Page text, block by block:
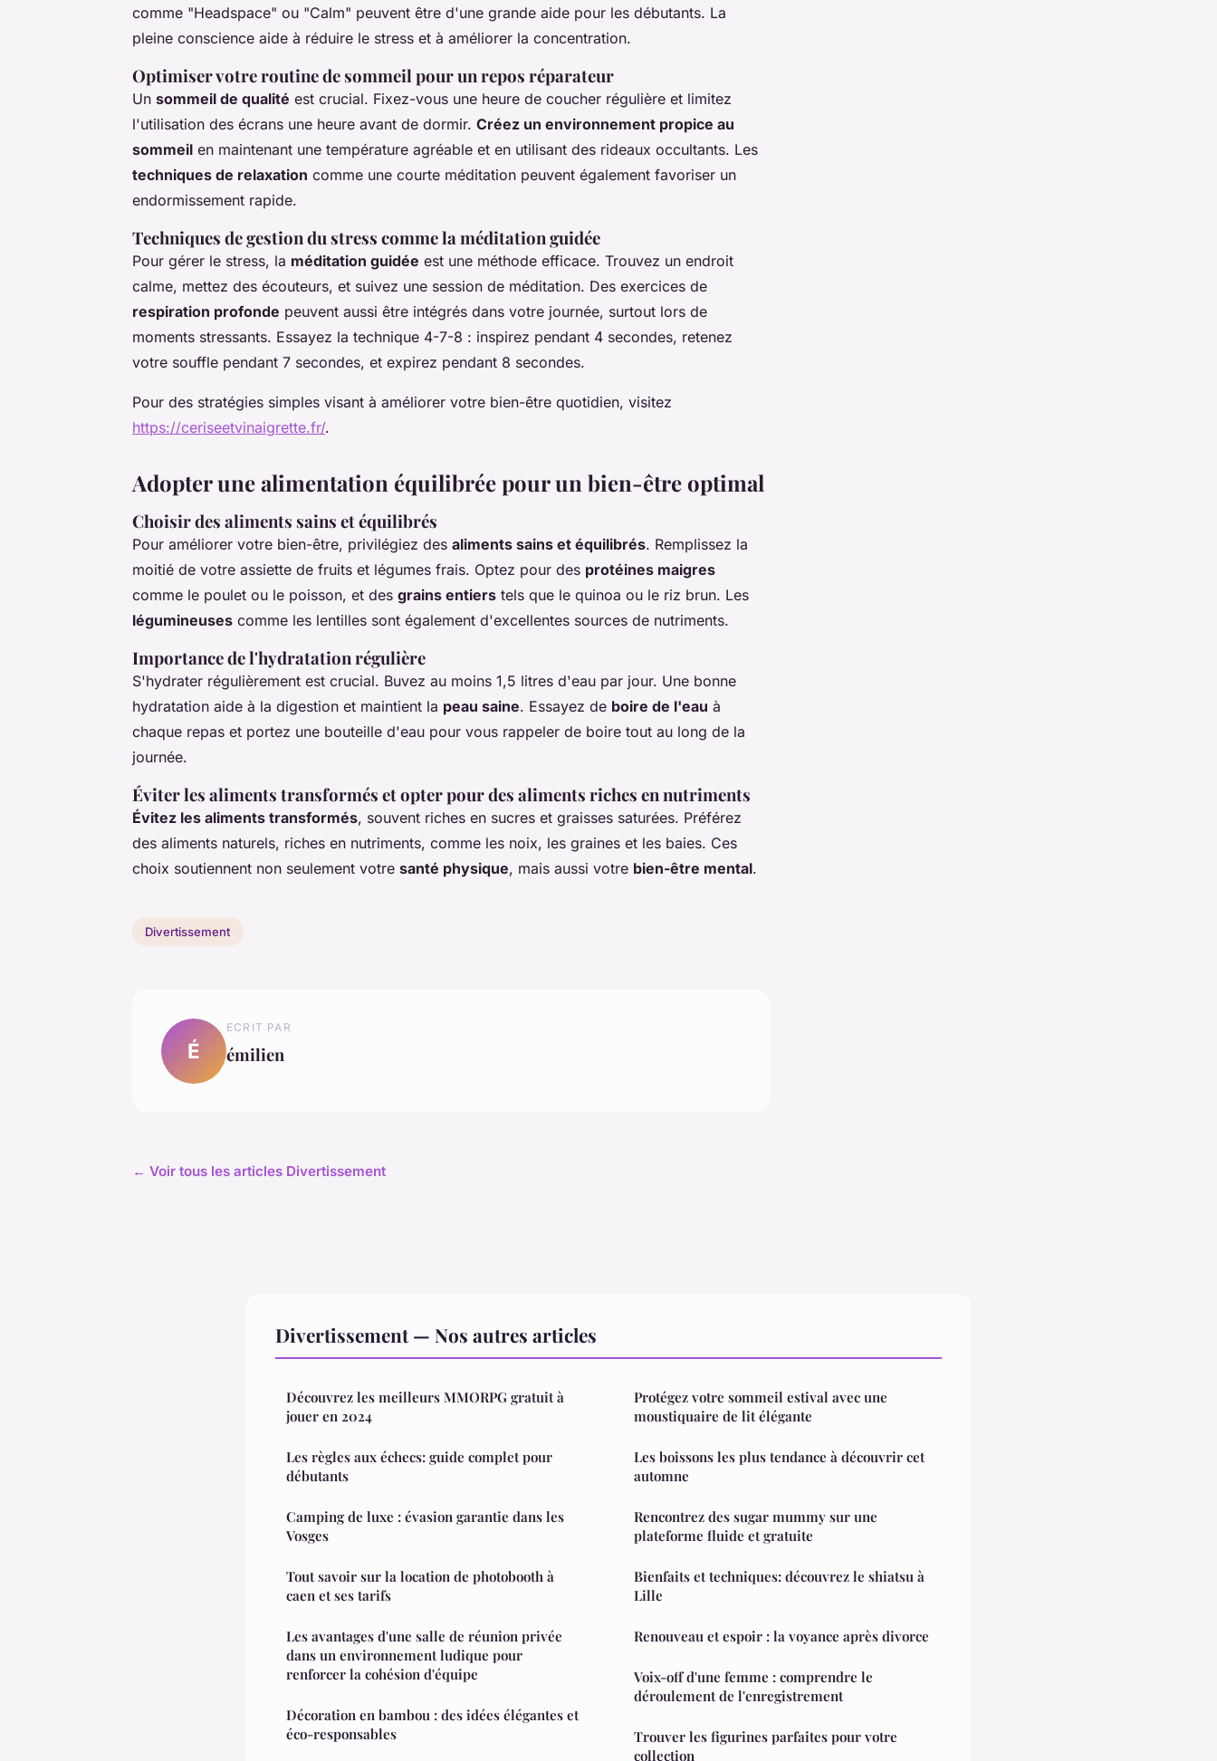
comme "Headspace" ou "Calm" peuvent être d'une grande aide pour les débutants. La
pleine conscience aide à réduire le stress et à améliorer la concentration.
Optimiser votre routine de sommeil pour un repos réparateur
Un sommeil de qualité est crucial. Fixez-vous une heure de coucher régulière et limitez
l'utilisation des écrans une heure avant de dormir. Créez un environnement propice au
sommeil en maintenant une température agréable et en utilisant des rideaux occultants. Les
techniques de relaxation comme une courte méditation peuvent également favoriser un
endormissement rapide.
Techniques de gestion du stress comme la méditation guidée
Pour gérer le stress, la méditation guidée est une méthode efficace. Trouvez un endroit
calme, mettez des écouteurs, et suivez une session de méditation. Des exercices de
respiration profonde peuvent aussi être intégrés dans votre journée, surtout lors de
moments stressants. Essayez la technique 4-7-8 : inspirez pendant 4 secondes, retenez
votre souffle pendant 7 secondes, et expirez pendant 8 secondes.
Pour des stratégies simples visant à améliorer votre bien-être quotidien, visitez
https://ceriseetvinaigrette.fr/.
Adopter une alimentation équilibrée pour un bien-être optimal
Choisir des aliments sains et équilibrés
Pour améliorer votre bien-être, privilégiez des aliments sains et équilibrés. Remplissez la
moitié de votre assiette de fruits et légumes frais. Optez pour des protéines maigres
comme le poulet ou le poisson, et des grains entiers tels que le quinoa ou le riz brun. Les
légumineuses comme les lentilles sont également d'excellentes sources de nutriments.
Importance de l'hydratation régulière
S'hydrater régulièrement est crucial. Buvez au moins 1,5 litres d'eau par jour. Une bonne
hydratation aide à la digestion et maintient la peau saine. Essayez de boire de l'eau à
chaque repas et portez une bouteille d'eau pour vous rappeler de boire tout au long de la
journée.
Éviter les aliments transformés et opter pour des aliments riches en nutriments
Évitez les aliments transformés, souvent riches en sucres et graisses saturées. Préférez
des aliments naturels, riches en nutriments, comme les noix, les graines et les baies. Ces
choix soutiennent non seulement votre santé physique, mais aussi votre bien-être mental.
Divertissement
É
ECRIT PAR
émilien
← Voir tous les articles Divertissement
Divertissement — Nos autres articles
Découvrez les meilleurs MMORPG gratuit à
jouer en 2024
Les règles aux échecs: guide complet pour
débutants
Camping de luxe : évasion garantie dans les
Vosges
Tout savoir sur la location de photobooth à
caen et ses tarifs
Les avantages d'une salle de réunion privée
dans un environnement ludique pour
renforcer la cohésion d'équipe
Décoration en bambou : des idées élégantes et
éco-responsables
Protégez votre sommeil estival avec une
moustiquaire de lit élégante
Les boissons les plus tendance à découvrir cet
automne
Rencontrez des sugar mummy sur une
plateforme fluide et gratuite
Bienfaits et techniques: découvrez le shiatsu à
Lille
Renouveau et espoir : la voyance après divorce
Voix-off d'une femme : comprendre le
déroulement de l'enregistrement
Trouver les figurines parfaites pour votre
collection